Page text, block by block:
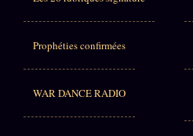
Prophéties confirmées
WAR DANCE RADIO